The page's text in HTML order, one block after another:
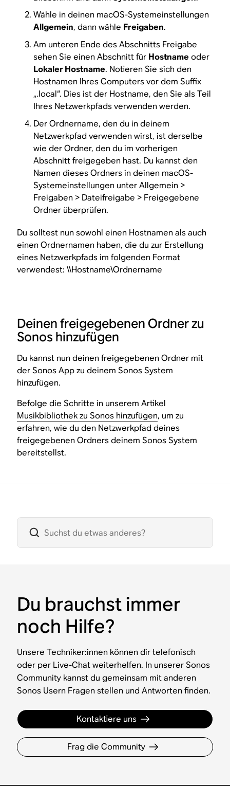
Wähle in deinen macOS-Systemeinstellungen
Allgemein, dann wähle Freigaben.
Am unteren Ende des Abschnitts Freigabe
sehen Sie einen Abschnitt für Hostname oder
Lokaler Hostname. Notieren Sie sich den
Hostnamen Ihres Computers vor dem Suffix
„.local“. Dies ist der Hostname, den Sie als Teil
Ihres Netzwerkpfads verwenden werden.
Der Ordnername, den du in deinem
Netzwerkpfad verwenden wirst, ist derselbe
wie der Ordner, den du im vorherigen
Abschnitt freigegeben hast. Du kannst den
Namen dieses Ordners in deinen macOS-
Systemeinstellungen unter Allgemein >
Freigaben > Dateifreigabe > Freigegebene
Ordner überprüfen.
Du solltest nun sowohl einen Hostnamen als auch
einen Ordnernamen haben, die du zur Erstellung
eines Netzwerkpfads im folgenden Format
verwendest: \\Hostname\Ordnername
Deinen freigegebenen Ordner zu
Sonos hinzufügen
Du kannst nun deinen freigegebenen Ordner mit
der Sonos App zu deinem Sonos System
hinzufügen.
Befolge die Schritte in unserem Artikel
Musikbibliothek zu Sonos hinzufügen, um zu
erfahren, wie du den Netzwerkpfad deines
freigegebenen Ordners deinem Sonos System
bereitstellst.
Du brauchst immer
noch Hilfe?
Unsere Techniker:innen können dir telefonisch
oder per Live-Chat weiterhelfen. In unserer Sonos
Community kannst du gemeinsam mit anderen
Sonos Usern Fragen stellen und Antworten finden.
Kontaktiere uns
Frag die Community